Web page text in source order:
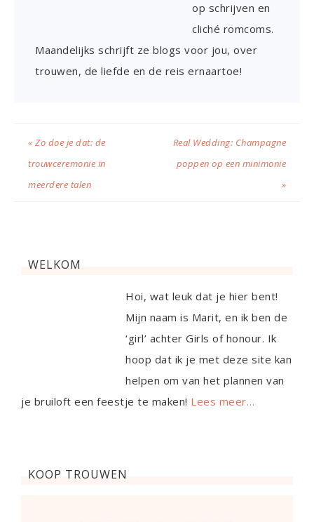
op schrijven en
cliché romcoms.
Maandelijks schrijft ze blogs voor jou, over
trouwen, de liefde en de reis ernaartoe!
« Zo doe je dat: de
trouwceremonie in
meerdere talen
Real Wedding: Champagne
poppen op een minimonie
»
WELKOM
Hoi, wat leuk dat je hier bent!
Mijn naam is Marit, en ik ben de
‘girl’ achter Girls of honour. Ik
hoop dat ik je met deze site kan
helpen om van het plannen van
je bruiloft een feestje te maken! Lees meer…
KOOP TROUWEN